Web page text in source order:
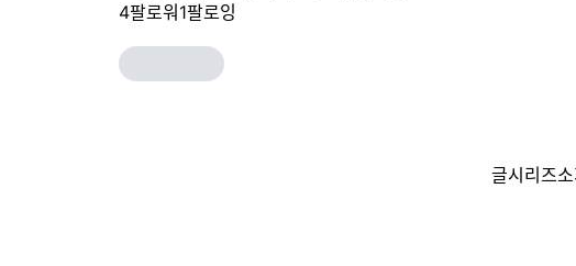
4팔로워 1팔로잉
글시리즈소